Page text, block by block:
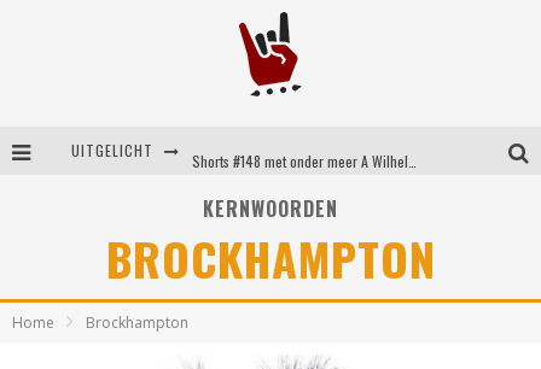
UITGELICHT
Britse emorockers van Basement maken tweede comeback met het indrukwekkende ‘Wired’
Shorts #149 met onder meer No Cure, Eva Under Fire, The Hu en Sleeping With Sirens
KERNWOORDEN
BROCKHAMPTON
Home Brockhampton